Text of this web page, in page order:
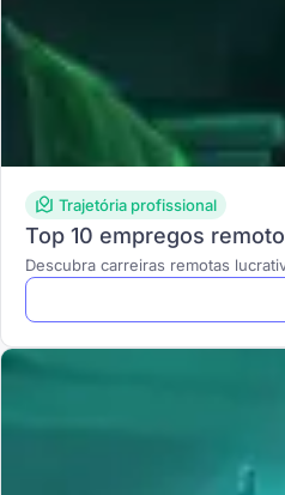
Trajetória profissional
Top 10 empregos
Descubra carreiras remotas